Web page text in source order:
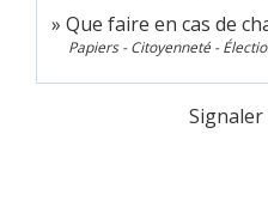
Que faire en cas de
Papiers - Citoyenneté -